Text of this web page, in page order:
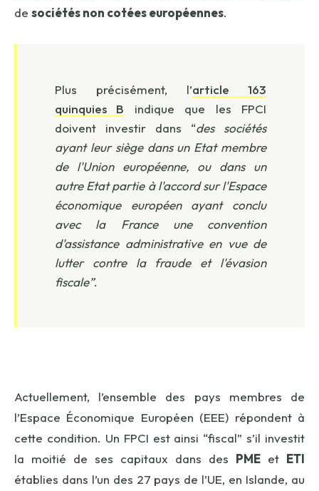
de sociétés non cotées européennes.
Plus précisément, l’article 163
quinquies B indique que les FPCI
doivent investir dans “des sociétés
ayant leur siège dans un Etat membre
de l'Union européenne, ou dans un
autre Etat partie à l'accord sur l'Espace
économique européen ayant conclu
avec la France une convention
d'assistance administrative en vue de
lutter contre la fraude et l'évasion
fiscale”.
Actuellement, l’ensemble des pays membres de
l’Espace Économique Européen (EEE) répondent à
cette condition. Un FPCI est ainsi “fiscal” s’il investit
la moitié de ses capitaux dans des PME et ETI
établies dans l’un des 27 pays de l’UE, en Islande, au